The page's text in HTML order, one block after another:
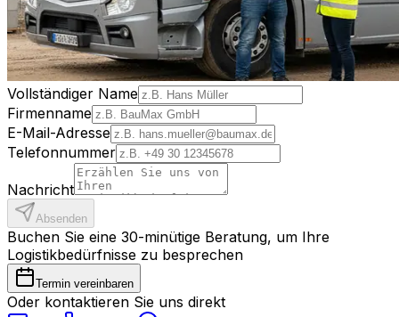
Vollständiger Name
Firmenname
E-Mail-Adresse
Telefonnummer
Nachricht
Absenden
Buchen Sie eine 30-minütige Beratung, um Ihre
Logistikbedürfnisse zu besprechen
Termin vereinbaren
Oder kontaktieren Sie uns direkt